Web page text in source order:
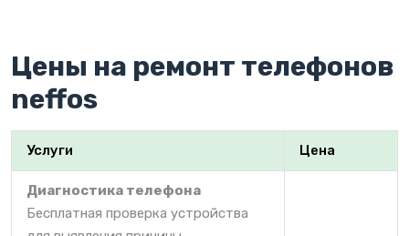
Цены на ремонт телефонов
neffos
Услуги Цена
Диагностика телефона
Бесплатная проверка устройства